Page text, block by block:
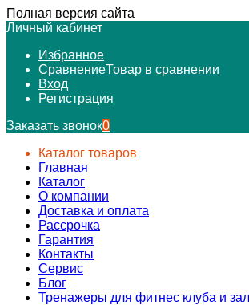
Полная версия сайта
Личный кабинет
Избранное
СравнениеТовар в сравнении
Вход
Регистрация
Заказать звонок0
Каталог товаров
Главная
Каталог
О компании
Доставка и оплата
Рассрочка
Гарантия
Контакты
Сервис
Блог
Тренажеры для фитнес клуба и